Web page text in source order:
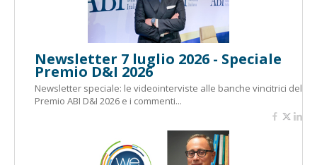
Newsletter 7 luglio 2026 - Speciale
Premio D&I 2026
Newsletter speciale: le videointerviste alle banche vincitrici del
Premio ABI D&I 2026 e i commenti...